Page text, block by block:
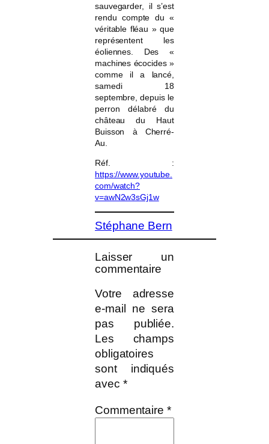
sauvegarder, il s’est
rendu compte du «
véritable fléau » que
représentent les
éoliennes. Des «
machines écocides »
comme il a lancé,
samedi 18
septembre, depuis le
perron délabré du
château du Haut
Buisson à Cherré-
Au.
Réf. :
https://www.youtube.
com/watch?
v=awN2w3sGj1w
Stéphane Bern
Laisser un
commentaire
Votre adresse
e-mail ne sera
pas publiée.
Les champs
obligatoires
sont indiqués
avec *
Commentaire *